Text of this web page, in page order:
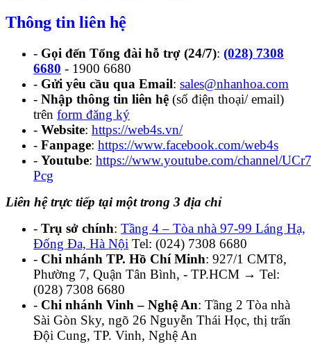
Thông tin liên hệ
- Gọi đến Tổng đài hỗ trợ (24/7): (028) 7308
6680 - 1900 6680
- Gửi yêu cầu qua Email: sales@nhanhoa.com
- Nhập thông tin liên hệ (số điện thoại/ email)
trên form đăng ký
- Website: https://web4s.vn/
- Fanpage: https://www.facebook.com/web4s
- Youtube: https://www.youtube.com/channel/
Pcg
Liên hệ trực tiếp tại một trong 3 địa chỉ
- Trụ sở chính: Tầng 4 – Tòa nhà 97-99 Láng Hạ,
Đống Đa, Hà Nội Tel: (024) 7308 6680
- Chi nhánh TP. Hồ Chí Minh: 927/1 CMT8,
Phường 7, Quận Tân Bình, - TP.HCM → Tel:
(028) 7308 6680
- Chi nhánh Vinh – Nghệ An: Tầng 2 Tòa nhà
Sài Gòn Sky, ngõ 26 Nguyễn Thái Học, thị trấn
Đội Cung, TP. Vinh, Nghệ An